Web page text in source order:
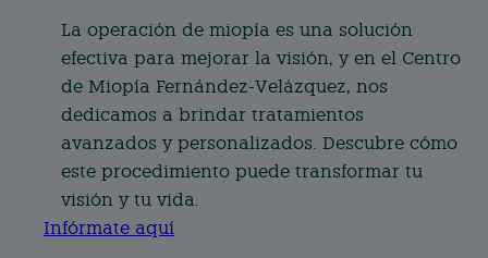
La operación de miopía es una solución
efectiva para mejorar la visión, y en el Centro
de Miopía Fernández-Velázquez, nos
dedicamos a brindar tratamientos
avanzados y personalizados. Descubre cómo
este procedimiento puede transformar tu
visión y tu vida.
Infórmate aquí